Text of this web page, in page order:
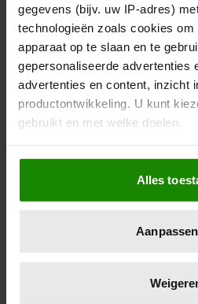
gegevens (bijv. uw IP-adres)
technologieën zoals cookies om
apparaat op te slaan en te
gepersonaliseerde advertenties
advertenties en content, inzicht
productontwikkeling. U kunt
gebruikt en met welke doelen.
Als u het toestaat, willen we ook
Informatie verzamelen
locatie, die tot een paar
scannen op specifieke
verwerkt en stel uw voorkeuren
Alles
Aanpassen
01/12/2025
KONINGSPAAR ZET VOET
BODEM MET WILLEM-
PILOOT